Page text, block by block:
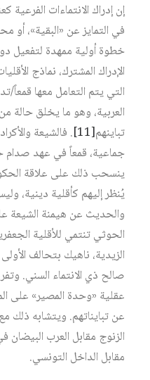
إن إدراك الانتماءات الفرعية
في التمايز عن «البقية»، أو
خطوة أولية ممهدة لتفعيل
الإدراك المشترك، نماذج
التي يتم التعامل معها
العربية، وهو ما يخلق حالة
تباينهم‏[11]
. فالشيعة
جماعية، قمعاً في عهد صدام
ينسحب ذلك على علاقة
يُنظر إليهم كأقلية دينية،
والحديث عن هيمنة الشيعة
الحوثي تنتمي للأقلية
الزيدية، ناهيك بتحالف
صالح ذي الانتماء السني.
عقلية «وحدة المصير» على
عن تبايناتهم. ويتشابه ذلك
الزنوج مقابل العرب البيضان
مقابل الداخل التونسي.